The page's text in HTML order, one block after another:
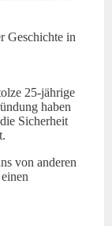
Geschichte in
25-jährige
haben
Sicherheit
von anderen